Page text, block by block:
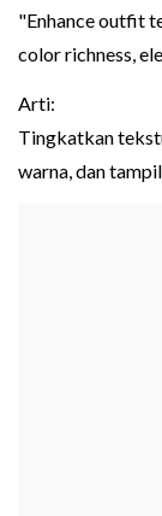
"Enhance outfit
color richness,
Arti:
Tingkatkan
warna, dan